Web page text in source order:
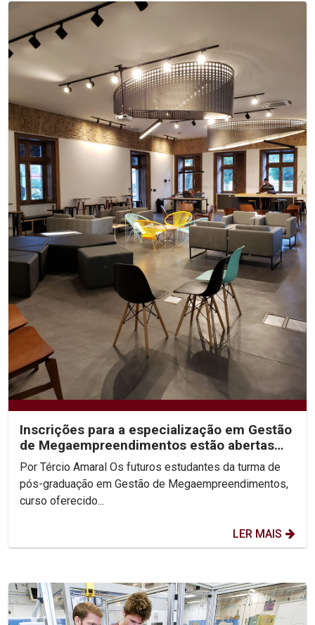
Inscrições para a especialização em Gestão
de Megaempreendimentos estão abertas
até 29 de fevereiro
Por Tércio Amaral Os futuros estudantes da turma de
pós-graduação em Gestão de Megaempreendimentos,
curso oferecido...
LER MAIS